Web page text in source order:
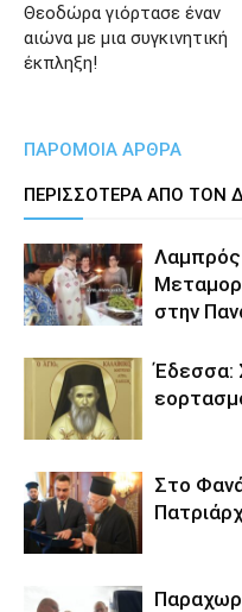
Θεοδώρα γιόρτασε έναν
αιώνα με μια συγκινητική
έκπληξη!
ΠΑΡΟΜΟΙΑ ΑΡΘΡΑ
ΠΕΡΙΣΣΟΤΕΡΑ ΑΠΟ ΤΟΝ
στην
Έδεσσα:
Στο